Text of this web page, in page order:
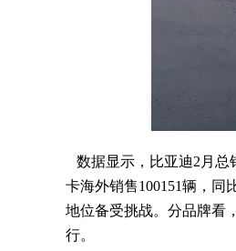
数据显示，比亚迪2月总
卡海外销售100151辆，同
地位备受挑战。分品牌看
行。